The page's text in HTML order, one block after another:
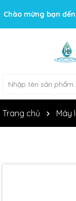
Chào mừng bạn
Trang chủ Máy